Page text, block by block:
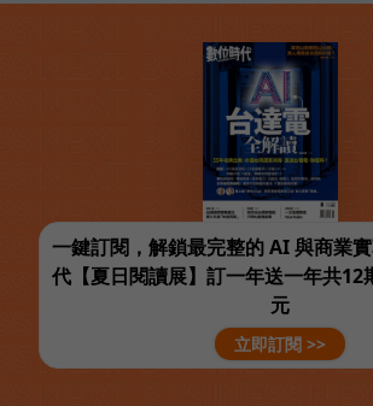
一鍵訂閱，解鎖最完整的 AI 與商業
代【夏日閱讀展】訂一年送一年共12
元
立即訂閱 >>